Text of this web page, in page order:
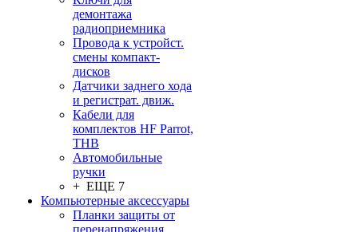
демонтажа
радиоприемника
Провода к устройст.
смены компакт-
дисков
Датчики заднего хода
и регистрат. движ.
Кабели для
комплектов HF Parrot,
THB
Автомобильные
ручки
+ ЕЩЕ 7
Компьютерные аксессуары
Планки защиты от
перенапряжения